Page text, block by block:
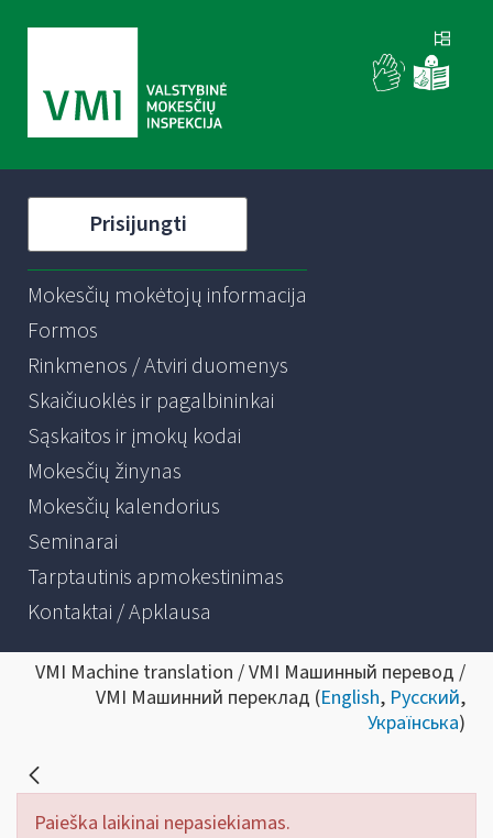
Prisijungti
Mokesčių mokėtojų informacija
Formos
Rinkmenos / Atviri duomenys
Skaičiuoklės ir pagalbininkai
Sąskaitos ir įmokų kodai
Mokesčių žinynas
Mokesčių kalendorius
Seminarai
Tarptautinis apmokestinimas
Kontaktai / Apklausa
VMI Machine translation / VMI Машинный перевод /
VMI Машинний переклад (English, Русский,
Українська)
Paieška laikinai nepasiekiamas.